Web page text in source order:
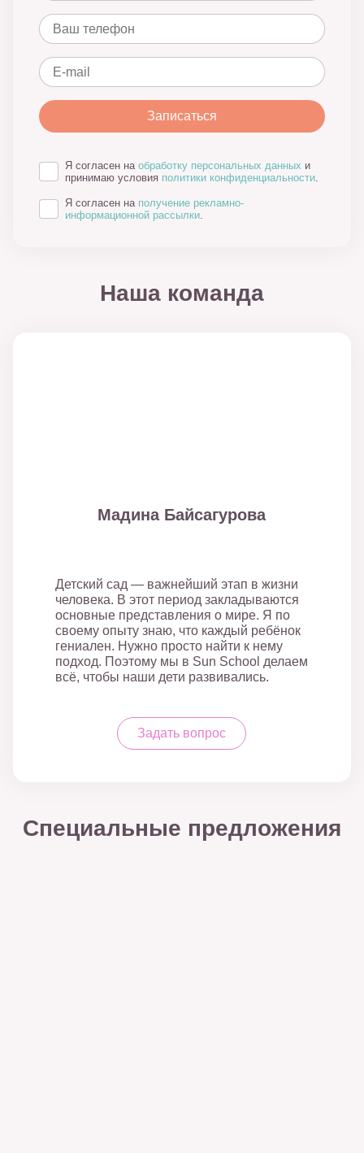
Я согласен на обработку персональных данных и
принимаю условия политики конфиденциальности.
Я согласен на получение рекламно-
информационной рассылки.
Наша команда
Мадина Байсагурова
Детский сад — важнейший этап в жизни
человека. В этот период закладываются
основные представления о мире. Я по
своему опыту знаю, что каждый ребёнок
гениален. Нужно просто найти к нему
подход. Поэтому мы в Sun School делаем
всё, чтобы наши дети развивались.
Задать вопрос
Специальные предложения